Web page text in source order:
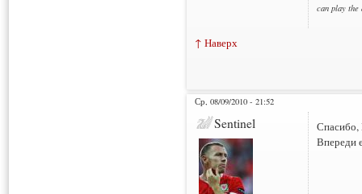
can play the
↑ Наверх
Ср, 08/09/2010 - 21:52
Sentinel
Спасибо,
Впереди